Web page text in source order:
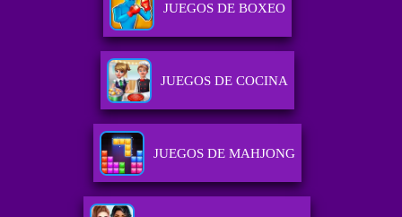
JUEGOS DE BOXEO
JUEGOS DE COCINA
JUEGOS DE MAHJONG